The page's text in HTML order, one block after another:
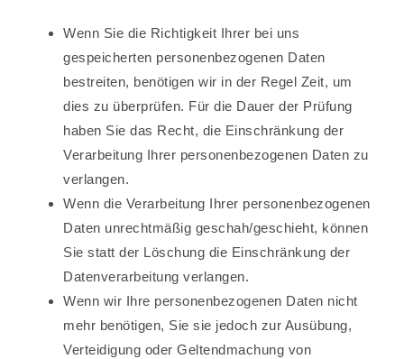
Wenn Sie die Richtigkeit Ihrer bei uns
gespeicherten personenbezogenen Daten
bestreiten, benötigen wir in der Regel Zeit, um
dies zu überprüfen. Für die Dauer der Prüfung
haben Sie das Recht, die Einschränkung der
Verarbeitung Ihrer personenbezogenen Daten zu
verlangen.
Wenn die Verarbeitung Ihrer personenbezogenen
Daten unrechtmäßig geschah/geschieht, können
Sie statt der Löschung die Einschränkung der
Datenverarbeitung verlangen.
Wenn wir Ihre personenbezogenen Daten nicht
mehr benötigen, Sie sie jedoch zur Ausübung,
Verteidigung oder Geltendmachung von